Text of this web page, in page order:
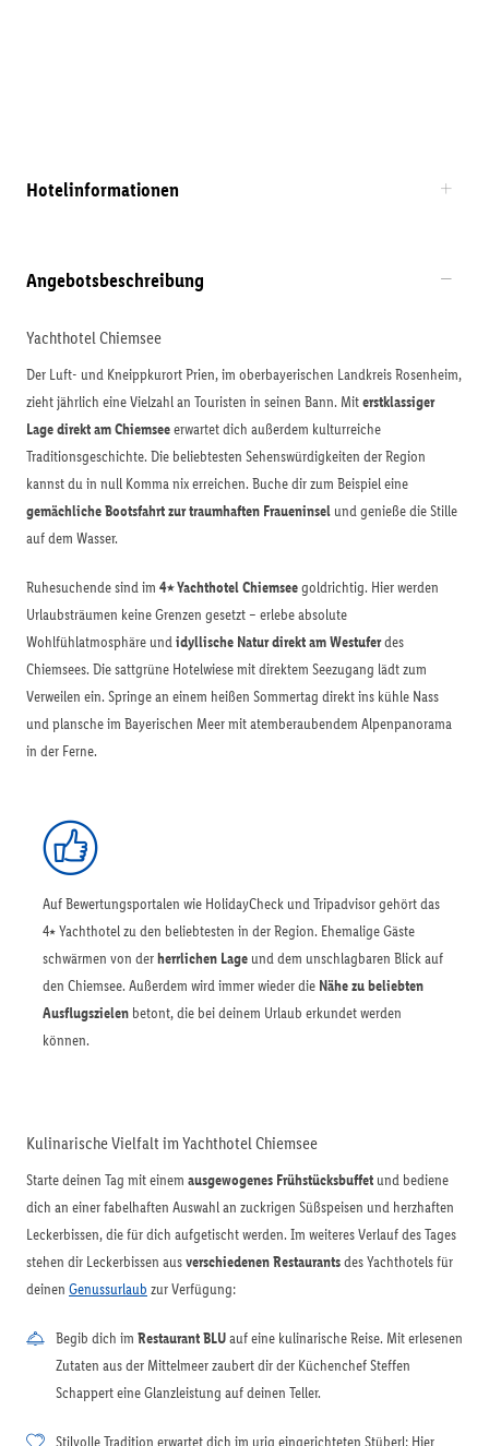
Hotelinformationen
Angebotsbeschreibung
Yachthotel Chiemsee
Der Luft- und Kneippkurort Prien, im oberbayerischen Landkreis Rosenheim,
zieht jährlich eine Vielzahl an Touristen in seinen Bann. Miterstklassiger
Lage direkt am Chiemseeerwartet dich außerdem kulturreiche
Traditionsgeschichte. Die beliebtesten Sehenswürdigkeiten der Region
kannst du in null Komma nix erreichen. Buche dir zum Beispiel eine
gemächliche Bootsfahrt zur traumhaften Fraueninsel und genieße die Stille
auf dem Wasser.
Ruhesuchende sind im 4⭑ Yachthotel Chiemseegoldrichtig. Hier werden
Urlaubsträumen keine Grenzen gesetzt – erlebe absolute
Wohlfühlatmosphäre undidyllische Natur direkt am Westuferdes
Chiemsees. Die sattgrüne Hotelwiese mit direktem Seezugang lädt zum
Verweilen ein. Springe an einem heißen Sommertag direkt ins kühle Nass
und plansche im Bayerischen Meer mit atemberaubendem Alpenpanorama
in der Ferne.
Auf Bewertungsportalen wie HolidayCheck und Tripadvisor gehört das
4⭑ Yachthotel zu den beliebtesten in der Region. Ehemalige Gäste
schwärmen von derherrlichen Lage und dem unschlagbaren Blick auf
den Chiemsee. Außerdem wird immer wieder die Nähe zu beliebten
Ausflugszielen betont, die bei deinem Urlaub erkundet werden
können.
Kulinarische Vielfalt im Yachthotel Chiemsee
Starte deinen Tag mit einem ausgewogenes Frühstücksbuffet und bediene
dich an einer fabelhaften Auswahl an zuckrigen Süßspeisen und herzhaften
Leckerbissen, die für dich aufgetischt werden. Im weiteres Verlauf des Tages
stehen dir Leckerbissen ausverschiedenen Restaurantsdes Yachthotels für
deinen Genussurlaub zur Verfügung:
Begib dich im Restaurant BLUauf eine kulinarische Reise. Mit erlesenen
Zutaten aus der Mittelmeer zaubert dir der Küchenchef Steffen
Schappert eine Glanzleistung auf deinen Teller.
Stilvolle Tradition erwartet dich im urig eingerichteten Stüberl: Hier